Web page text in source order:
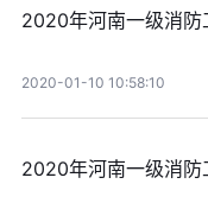
2020年河南一级消防
2020-01-10 10:58:10
2020年河南一级消防